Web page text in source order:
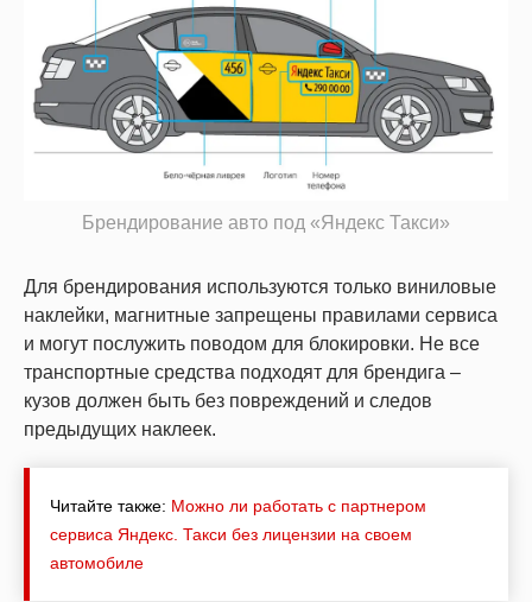
Брендирование авто под «Яндекс Такси»
Для брендирования используются только виниловые
наклейки, магнитные запрещены правилами сервиса
и могут послужить поводом для блокировки. Не все
транспортные средства подходят для брендига –
кузов должен быть без повреждений и следов
предыдущих наклеек.
Читайте также: Можно ли работать с партнером
сервиса Яндекс. Такси без лицензии на своем
автомобиле